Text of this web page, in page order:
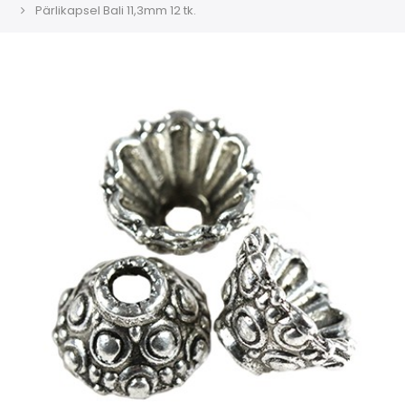
Pärlikapsel Bali 11,3mm 12 tk.